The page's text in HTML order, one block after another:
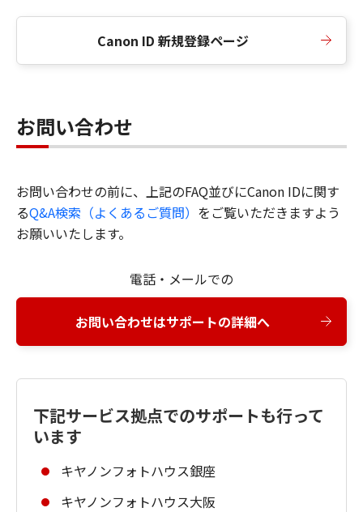
Canon ID 新規登録ページ
お問い合わせ
お問い合わせの前に、上記のFAQ並びにCanon IDに関す
るQ&A検索（よくあるご質問） をご覧いただきますよう
お願いいたします。
電話・メールでの
お問い合わせはサポートの詳細へ
下記サービス拠点でのサポートも行って
います
キヤノンフォトハウス銀座
キヤノンフォトハウス大阪